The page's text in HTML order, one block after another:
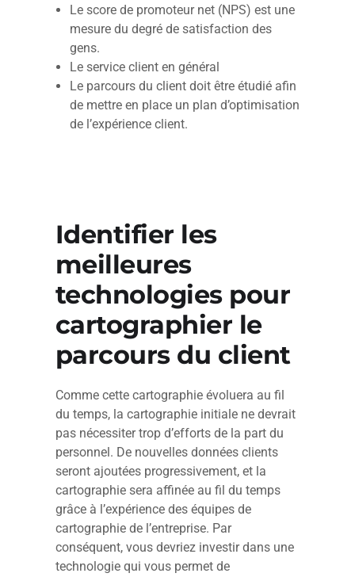
Le score de promoteur net (NPS) est une
mesure du degré de satisfaction des
gens.
Le service client en général
Le parcours du client doit être étudié afin
de mettre en place un plan d’optimisation
de l’expérience client.
Identifier les
meilleures
technologies pour
cartographier le
parcours du client
Comme cette cartographie évoluera au fil
du temps, la cartographie initiale ne devrait
pas nécessiter trop d’efforts de la part du
personnel. De nouvelles données clients
seront ajoutées progressivement, et la
cartographie sera affinée au fil du temps
grâce à l’expérience des équipes de
cartographie de l’entreprise. Par
conséquent, vous devriez investir dans une
technologie qui vous permet de